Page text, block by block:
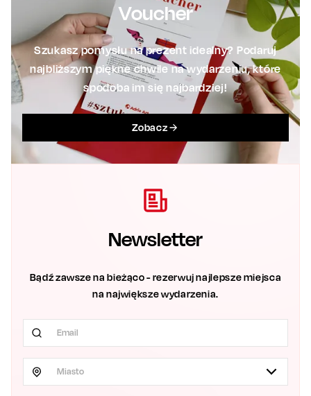
Voucher
Szukasz pomysłu na prezent idealny? Podaruj
najbliższym piękne chwile na wydarzeniu, które
spodoba im się najbardziej!
Zobacz
Newsletter
Bądź zawsze na bieżąco - rezerwuj najlepsze miejsca
na największe wydarzenia.
Miasto